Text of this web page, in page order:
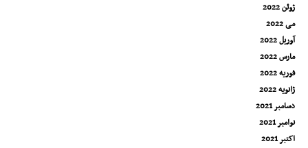
ژوئن 2022
می 2022
آوریل 2022
مارس 2022
فوریه 2022
ژانویه 2022
دسامبر 2021
نوامبر 2021
اکتبر 2021